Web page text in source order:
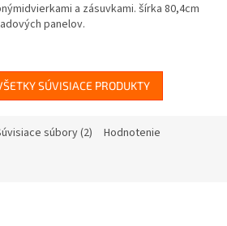
a zásuvkami. šírka 80,4cm
panelov.
SÚVISIACE PRODUKTY
súbory (2) Hodnotenie